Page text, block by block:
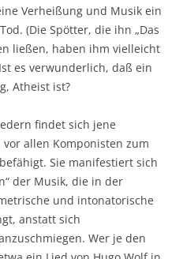
Verheißung und Musik ein
(Die Spötter, die ihn „Das
ließen, haben ihm vielleicht
es verwunderlich, daß ein
Atheist ist?
findet sich jene
allen Komponisten zum
Sie manifestiert sich
der Musik, die in der
und intonatorische
anstatt sich
Wer je den